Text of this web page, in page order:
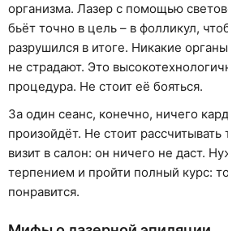
организма. Лазер с помощью
бьёт точно в цель – в фолликул,
разрушился в итоге. Никакие
не страдают. Это
процедура. Не стоит её бояться.
За один сеанс, конечно, ничего
произойдёт. Не стоит рассчитывать
визит в салон: он ничего не даст.
терпением и пройти полный курс:
понравится.